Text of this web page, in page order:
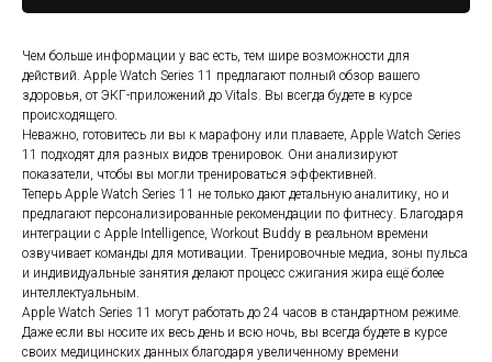
Чем больше информации у вас есть, тем шире возможности для
действий. Apple Watch Series 11 предлагают полный обзор вашего
здоровья, от ЭКГ-приложений до Vitals. Вы всегда будете в курсе
происходящего.
Неважно, готовитесь ли вы к марафону или плаваете, Apple Watch Series
11 подходят для разных видов тренировок. Они анализируют
показатели, чтобы вы могли тренироваться эффективней.
Теперь Apple Watch Series 11 не только дают детальную аналитику, но и
предлагают персонализированные рекомендации по фитнесу. Благодаря
интеграции с Apple Intelligence, Workout Buddy в реальном времени
озвучивает команды для мотивации. Тренировочные медиа, зоны пульса
и индивидуальные занятия делают процесс сжигания жира ещё более
интеллектуальным.
Apple Watch Series 11 могут работать до 24 часов в стандартном режиме.
Даже если вы носите их весь день и всю ночь, вы всегда будете в курсе
своих медицинских данных благодаря увеличенному времени